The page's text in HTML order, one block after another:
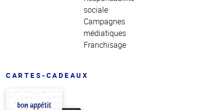
sociale
Campagnes
médiatiques
Franchisage
CARTES-CADEAUX